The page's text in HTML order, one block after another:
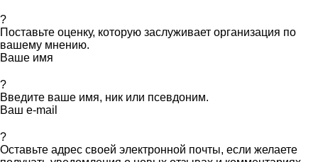
?
Поставьте оценку, которую заслуживает организация по
вашему мнению.
Ваше имя
?
Введите ваше имя, ник или псевдоним.
Ваш e-mail
?
Оставьте адрес своей электронной почты, если желаете